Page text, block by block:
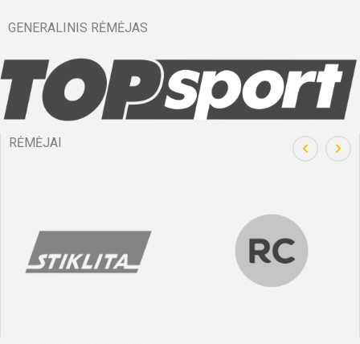
GENERALINIS RĖMĖJAS
RĖMĖJAI